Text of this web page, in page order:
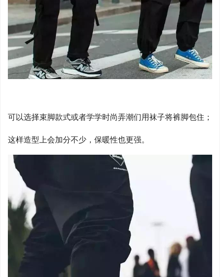
可以选择束脚款式或者学学时尚弄潮们用袜子将裤脚包住；
这样造型上会加分不少，保暖性也更强。